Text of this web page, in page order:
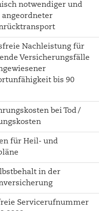
notwendiger und
Nachleistung für
Versicherungsfälle
bis 90
bei Tod /
für Heil- und
in der
Servicerufnummer